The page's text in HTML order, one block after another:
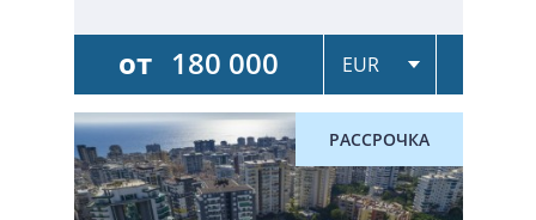
от 180 000
РАССРОЧКА